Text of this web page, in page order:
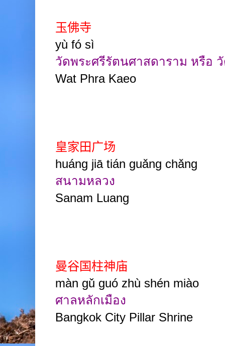
玉佛寺
yù fó sì
วัดพระศรีรัตนศาสดาราม หรือ
Wat Phra Kaeo
皇家田广场
huáng jiā tián guǎng chǎng
สนามหลวง
Sanam Luang
曼谷国柱神庙
màn gǔ guó zhù shén miào
ศาลหลักเมือง
Bangkok City Pillar Shrine